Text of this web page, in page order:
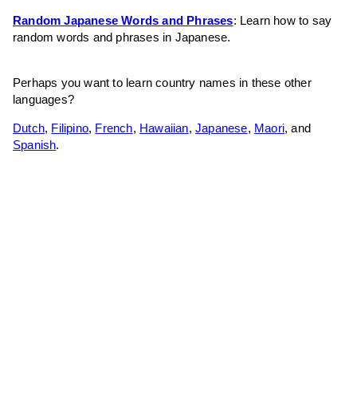
Random Japanese Words and Phrases: Learn how to say
random words and phrases in Japanese.
Perhaps you want to learn country names in these other
languages?
Dutch, Filipino, French, Hawaiian,Japanese, Maori, and
Spanish.